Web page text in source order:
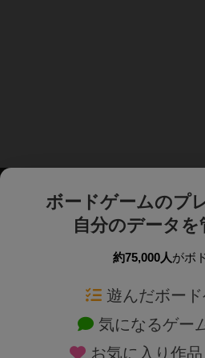
ボードゲームのプ
自分のデータ
約75,000人がボ
遊んだボー
気になるゲー
お気に入り作
ボードゲームを検索する